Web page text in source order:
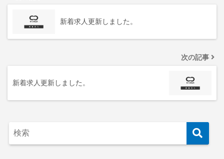
新着求人更新しました。
次の記事
新着求人更新しました。